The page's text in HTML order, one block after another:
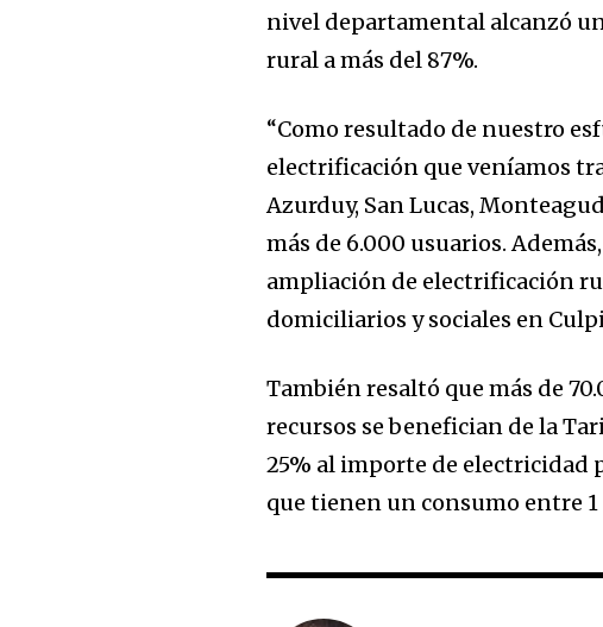
nivel departamental alcanzó
rural a más del 87%.
“Como resultado de nuestro
electrificación que veníamos
Azurduy, San Lucas,
más de 6.000 usuarios.
ampliación de electrificación
domiciliarios y sociales en
También resaltó que más de
recursos se benefician de la
25% al importe de electricidad
que tienen un consumo entre